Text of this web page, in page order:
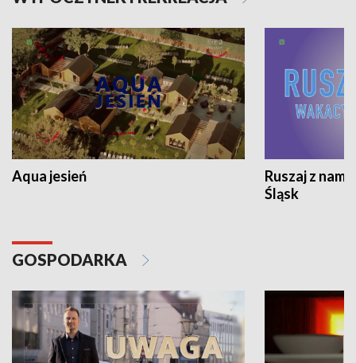
Aqua jesień
Ruszaj z
Śląsk
GOSPODARKA